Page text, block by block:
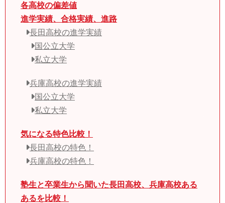
各高校の偏差値
進学実績、合格実績、進路
長田高校の進学実績
国公立大学
私立大学
兵庫高校の進学実績
国公立大学
私立大学
気になる特色比較！
長田高校の特色！
兵庫高校の特色！
塾生と卒業生から聞いた長田高校、兵庫高校ある
あるを比較！